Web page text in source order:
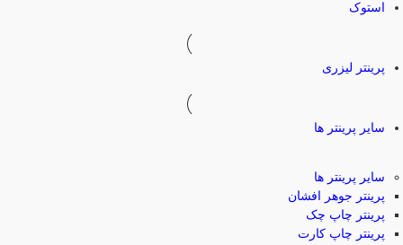
استوک
پرینتر لیزری
سایر پرینتر ها
سایر پرینتر ها
پرینتر جوهر افشان
پرینتر چاپ چک
پرینتر چاپ کارت